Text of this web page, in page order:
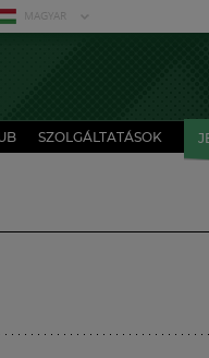
MAGYAR
SZOLGÁLTATÁSOK